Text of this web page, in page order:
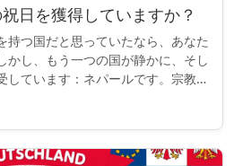
日を獲得していますか？
持つ国だと思っていたなら、あなた
かし、もう一つの国が静かに、そし
しています：ネパールです。宗教、
ったネパールは、現在、世界で最